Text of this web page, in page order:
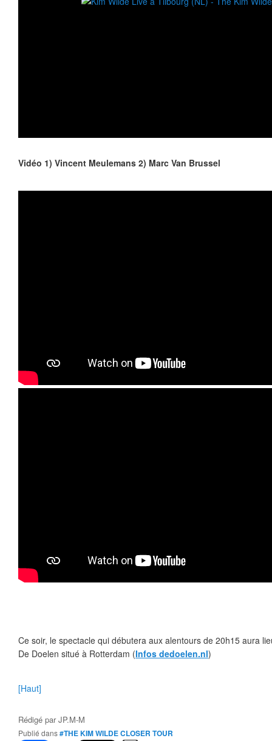
Vidéo 1) Vincent Meulemans 2) Marc Van Brussel
Ce soir, le spectacle qui débutera aux alentours de 20h15 aura
De Doelen situé à Rotterdam (Infos dedoelen.nl)
[Haut]
Rédigé parJP.M-M
Publié dans#THE KIM WILDE CLOSER TOUR